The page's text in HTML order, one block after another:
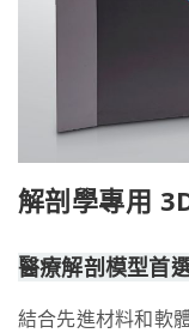
解剖學專用
醫療解剖模型首
結合先進材料和軟